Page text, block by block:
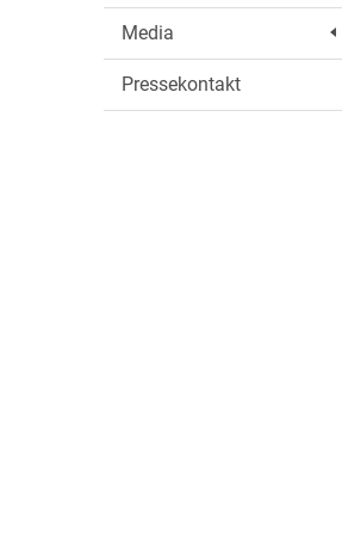
Media
Pressekontakt